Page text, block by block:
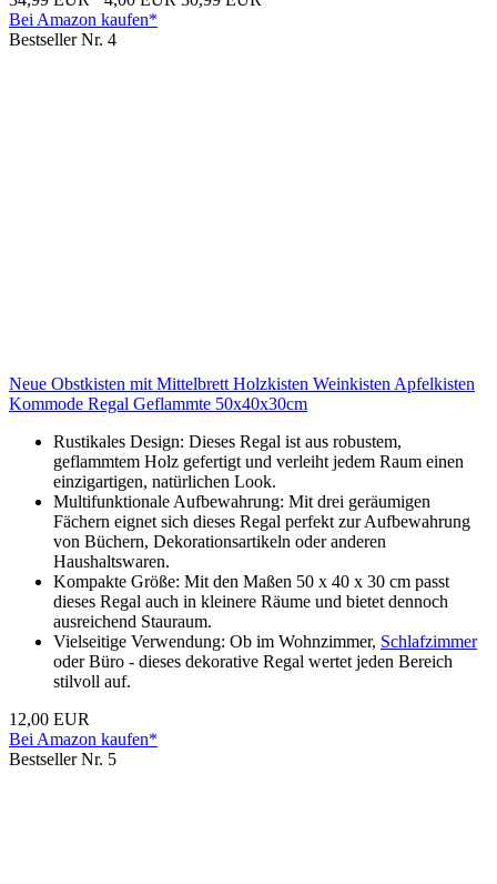
Bei Amazon kaufen*
Bestseller Nr. 4
Neue Obstkisten mit Mittelbrett Holzkisten Weinkisten Apfelkisten
Kommode Regal Geflammte 50x40x30cm
Rustikales Design: Dieses Regal ist aus robustem,
geflammtem Holz gefertigt und verleiht jedem Raum einen
einzigartigen, natürlichen Look.
Multifunktionale Aufbewahrung: Mit drei geräumigen
Fächern eignet sich dieses Regal perfekt zur Aufbewahrung
von Büchern, Dekorationsartikeln oder anderen
Haushaltswaren.
Kompakte Größe: Mit den Maßen 50 x 40 x 30 cm passt
dieses Regal auch in kleinere Räume und bietet dennoch
ausreichend Stauraum.
Vielseitige Verwendung: Ob im Wohnzimmer, Schlafzimmer
oder Büro - dieses dekorative Regal wertet jeden Bereich
stilvoll auf.
12,00 EUR
Bei Amazon kaufen*
Bestseller Nr. 5